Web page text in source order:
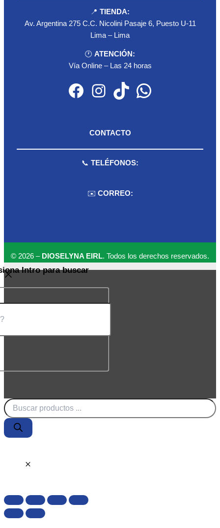
📍 TIENDA:
Av. Argentina 275 C.C. Nicolini Pasaje 6, Puesto U-11
Lima – Lima
🕐 ATENCIÓN:
Vía Online – Las 24 horas
Facebook Instagram TikTok WhatsApp
CONTACTO
📞 TELÉFONOS:
✉️ CORREO:
© 2026 – DIOSELYNA EIRL. Todos los derechos reservados.
Intro para buscar
Búsqueda
de
productos